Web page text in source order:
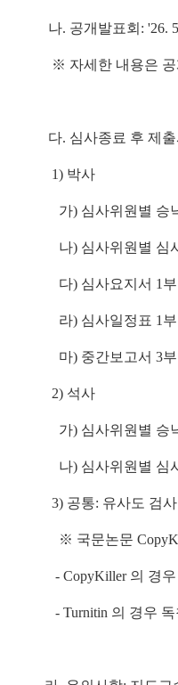
나. 공개발표회: '26.
※ 자세한 내용은 공
다. 심사종료 후 제
1) 박사
가) 심사위원별 승
나) 심사위원별 심
다) 심사요지서 1부
라) 심사일정표 1부
마) 중간보고서 3부
2) 석사
가) 심사위원별 승
나) 심사위원별 심
3) 공통: 유사도 검
※ 국문논문
- CopyKiller 의 경
- Turnitin 의 경우